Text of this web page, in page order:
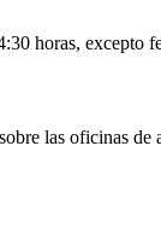
horas, excepto
las oficinas